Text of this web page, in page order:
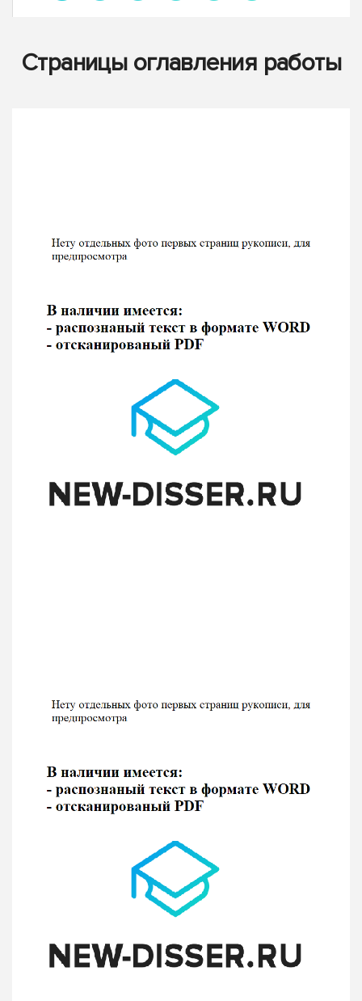
Страницы оглавления работы